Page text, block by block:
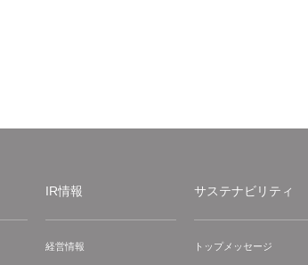
IR情報
経営情報
サステナビリティ
トップメッセージ